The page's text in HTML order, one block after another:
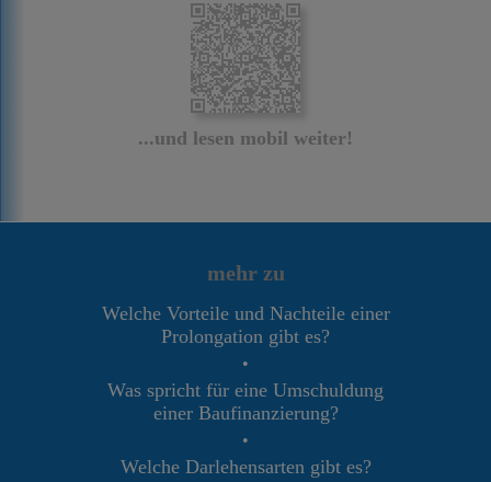
...und lesen mobil weiter!
mehr zu
Welche Vorteile und Nachteile einer
Prolongation gibt es?
•
Was spricht für eine Umschuldung
einer Baufinanzierung?
•
Welche Darlehensarten gibt es?